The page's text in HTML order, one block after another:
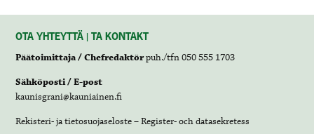
OTA YHTEYTTÄ | TA KONTAKT
Päätoimittaja / Chefredaktörpuh./tfn 050 555 1703
Sähköposti / E-post
kaunisgrani@kauniainen.fi
Rekisteri- ja tietosuojaseloste – Register- och datasekretess